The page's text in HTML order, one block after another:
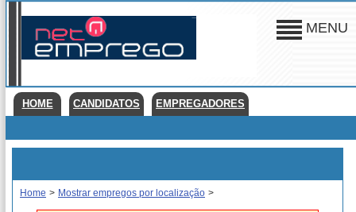
MENU
HOME CANDIDATOS EMPREGADORES
Home > Mostrar empregos por localização >